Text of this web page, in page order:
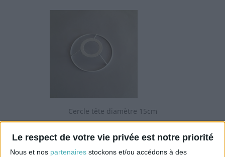
Le respect de votre vie privée est notre priorité
Nous et nos partenaires stockons et/ou accédons à des
Cercle tête diamètre 15cm
Prix
5,20 €